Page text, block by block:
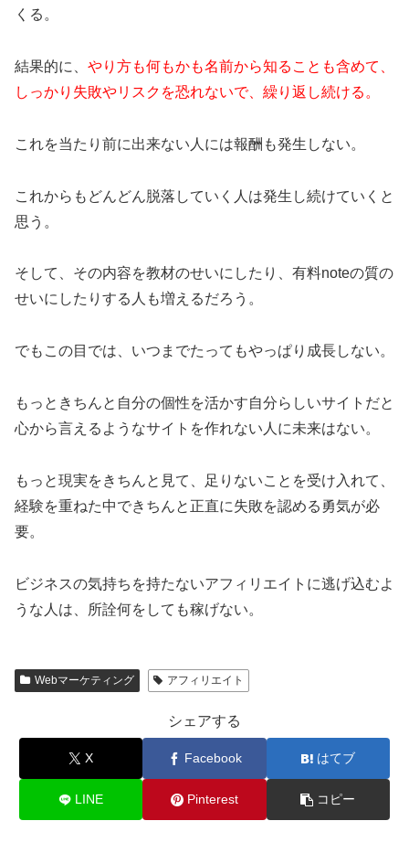
くる。
結果的に、 やり方も何もかも名前から知ることも含めて、
しっかり失敗やリスクを恐れないで、繰り返し続ける。
これを当たり前に出来ない人には報酬も発生しない。
これからもどんどん脱落していく人は発生し続けていくと
思う。
そして、その内容を教材のせいにしたり、有料noteの質の
せいにしたりする人も増えるだろう。
でもこの目では、いつまでたってもやっぱり成長しない。
もっときちんと自分の個性を活かす自分らしいサイトだと
心から言えるようなサイトを作れない人に未来はない。
もっと現実をきちんと見て、足りないことを受け入れて、
経験を重ねた中できちんと正直に失敗を認める勇気が必
要。
ビジネスの気持ちを持たないアフィリエイトに逃げ込むよ
うな人は、所詮何をしても稼げない。
Webマーケティング アフィリエイト
シェアする
X Facebook はてブ
LINE Pinterest コピー